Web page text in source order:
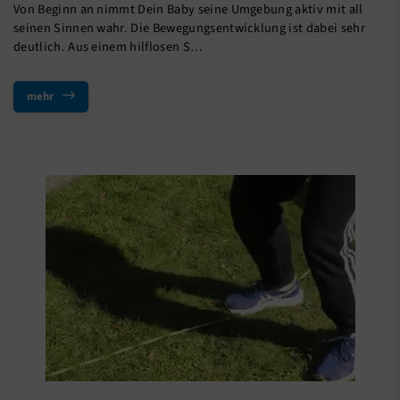
Von Beginn an nimmt Dein Baby seine Umgebung aktiv mit all
seinen Sinnen wahr. Die Bewegungsentwicklung ist dabei sehr
deutlich. Aus einem hilflosen S…
mehr